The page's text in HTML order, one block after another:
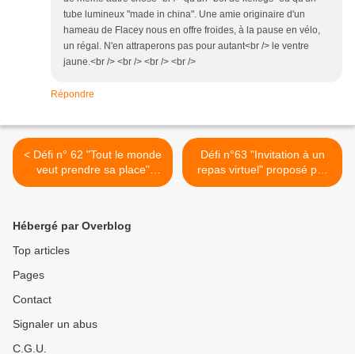
tube lumineux "made in china". Une amie originaire d'un
hameau de Flacey nous en offre froides, à la pause en vélo,
un régal. N'en attraperons pas pour autant<br /> le ventre
jaune.<br /> <br /> <br /> <br />
Répondre
< Défi n° 62 "Tout le monde
veut prendre sa place"
proposé par Lilou-Frédotte
Défi n°63 "Invitation à un
repas virtuel" proposé par
Eglantine Nalge, pour "Les
Hébergé par Overblog
Top articles
Pages
Contact
Signaler un abus
C.G.U.